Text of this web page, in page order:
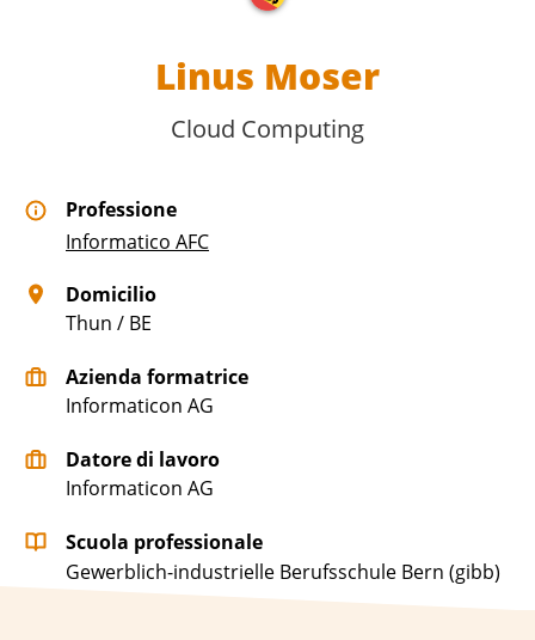
Linus Moser
Cloud Computing
Professione
Informatico AFC
Domicilio
Thun / BE
Azienda formatrice
Informaticon AG
Datore di lavoro
Informaticon AG
Scuola professionale
Gewerblich-industrielle Berufsschule Bern (gibb)